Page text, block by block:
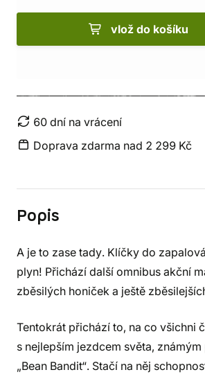
vlož do košíku
60 dní na vrácení
Doprava zdarma nad 2 299 Kč
Popis
A je to zase tady. Klíčky do
plyn! Přichází další omnibus akční
zběsilých honiček a ještě
Tentokrát přichází to, na co všichni
s nejlepším jezdcem světa,
„Bean Bandit“. Stačí na něj